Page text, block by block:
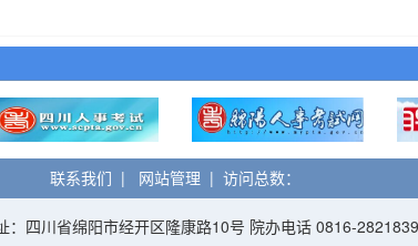
联系我们 | 网站管理 | 访问总数：
：四川省绵阳市经开区隆康路10号 院办电话 0816-